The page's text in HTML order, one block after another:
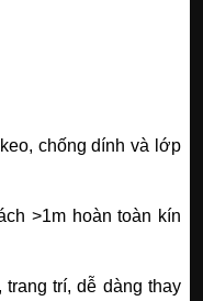
chống dính và lớp
>1m hoàn toàn kín
trí, dễ dàng thay